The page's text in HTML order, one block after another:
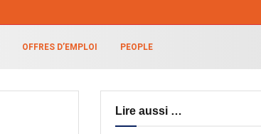
OFFRES D’EMPLOI PEOPLE
Lire aussi …